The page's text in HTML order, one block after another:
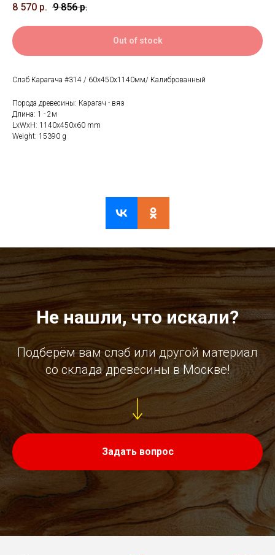
8 570 р. 9 856 р.
Out of stock
Слэб Карагача #314 / 60х450х1140мм/ Калиброванный
Порода древесины: Карагач - вяз
Длина: 1 - 2м
LxWxH: 1140x450x60 mm
Weight: 15390 g
Не нашли, что искали?
Подберём вам слэб или другой материал
со склада древесины в Москве!
Задать вопрос